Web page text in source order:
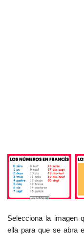
Selecciona la imagen
ella para que se abra